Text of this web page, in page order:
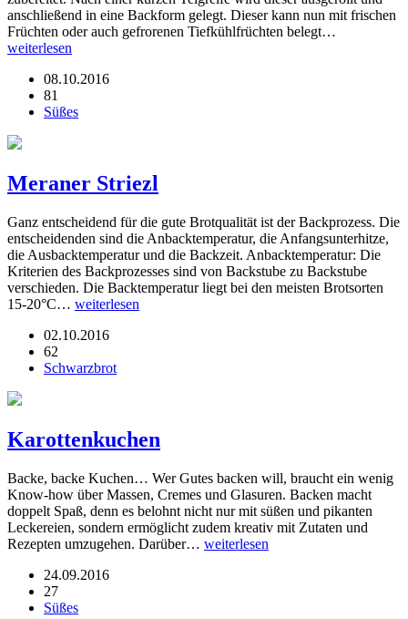
anschließend in eine Backform gelegt. Dieser kann nun mit frischen
Früchten oder auch gefrorenen Tiefkühlfrüchten belegt…
weiterlesen
08.10.2016
81
Süßes
Meraner Striezl
Ganz entscheidend für die gute Brotqualität ist der Backprozess. Die
entscheidenden sind die Anbacktemperatur, die Anfangsunterhitze,
die Ausbacktemperatur und die Backzeit. Anbacktemperatur: Die
Kriterien des Backprozesses sind von Backstube zu Backstube
verschieden. Die Backtemperatur liegt bei den meisten Brotsorten
15-20°C… weiterlesen
02.10.2016
62
Schwarzbrot
Karottenkuchen
Backe, backe Kuchen… Wer Gutes backen will, braucht ein wenig
Know-how über Massen, Cremes und Glasuren. Backen macht
doppelt Spaß, denn es belohnt nicht nur mit süßen und pikanten
Leckereien, sondern ermöglicht zudem kreativ mit Zutaten und
Rezepten umzugehen. Darüber… weiterlesen
24.09.2016
27
Süßes